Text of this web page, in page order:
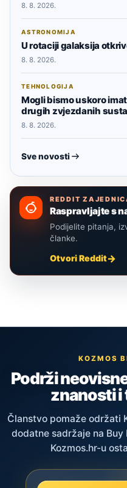
8. 8. 2026.
ASTRONOMIJA
U rotaciji galaksija
8. 8. 2026.
TEHNOLOGIJA
Mogli bismo uskoro
drugih zvjezdanih
8. 8. 2026.
Sve novosti
REDDIT
Raspravljajte s
Podijelite pitanja,
članke.
Otvori Reddit
KOZMOS
Podrži
znanosti
Članstvo pomaže održati
dodatne sadržaje na
Kozmos.hr-u